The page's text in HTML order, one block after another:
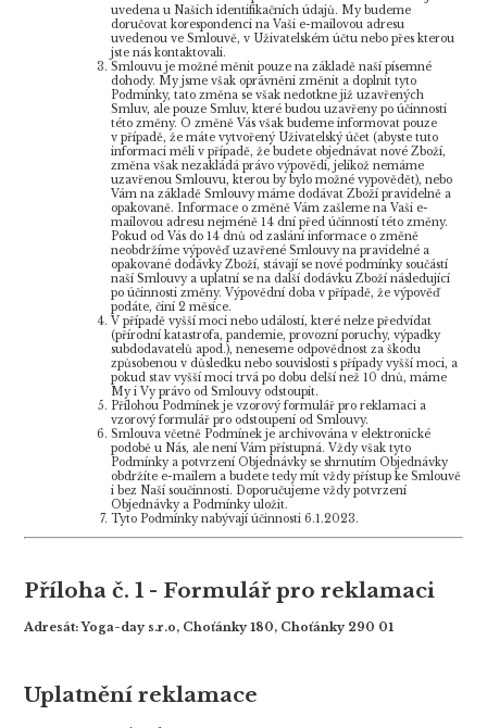
uvedena u Našich identifikačních údajů. My budeme
doručovat korespondenci na Vaši e-mailovou adresu
uvedenou ve Smlouvě, v Uživatelském účtu nebo přes kterou
jste nás kontaktovali.
Smlouvu je možné měnit pouze na základě naší písemné
dohody. My jsme však oprávněni změnit a doplnit tyto
Podmínky, tato změna se však nedotkne již uzavřených
Smluv, ale pouze Smluv, které budou uzavřeny po účinnosti
této změny. O změně Vás však budeme informovat pouze
v případě, že máte vytvořený Uživatelský účet (abyste tuto
informaci měli v případě, že budete objednávat nové Zboží,
změna však nezakládá právo výpovědi, jelikož nemáme
uzavřenou Smlouvu, kterou by bylo možné vypovědět), nebo
Vám na základě Smlouvy máme dodávat Zboží pravidelně a
opakovaně. Informace o změně Vám zašleme na Vaši e-
mailovou adresu nejméně 14 dní před účinností této změny.
Pokud od Vás do 14 dnů od zaslání informace o změně
neobdržíme výpověď uzavřené Smlouvy na pravidelné a
opakované dodávky Zboží, stávají se nové podmínky součástí
naší Smlouvy a uplatní se na další dodávku Zboží následující
po účinnosti změny. Výpovědní doba v případě, že výpověď
podáte, činí 2 měsíce.
V případě vyšší moci nebo událostí, které nelze předvídat
(přírodní katastrofa, pandemie, provozní poruchy, výpadky
subdodavatelů apod.), neneseme odpovědnost za škodu
způsobenou v důsledku nebo souvislosti s případy vyšší moci, a
pokud stav vyšší moci trvá po dobu delší než 10 dnů, máme
My i Vy právo od Smlouvy odstoupit.
Přílohou Podmínek je vzorový formulář pro reklamaci a
vzorový formulář pro odstoupení od Smlouvy.
Smlouva včetně Podmínek je archivována v elektronické
podobě u Nás, ale není Vám přístupná. Vždy však tyto
Podmínky a potvrzení Objednávky se shrnutím Objednávky
obdržíte e-mailem a budete tedy mít vždy přístup ke Smlouvě
i bez Naší součinnosti. Doporučujeme vždy potvrzení
Objednávky a Podmínky uložit.
Tyto Podmínky nabývají účinnosti 6.1.2023.
Příloha č. 1 - Formulář pro reklamaci
Adresát: Yoga-day s.r.o, Choťánky 180, Choťánky 290 01
Uplatnění reklamace